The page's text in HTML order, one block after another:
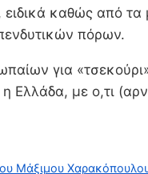
καθώς από
πόρων.
για
Ελλάδα, με ο,τι
Μάξιμου